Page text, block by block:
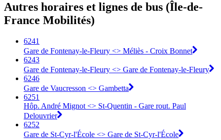
Autres horaires et lignes de bus (Île-de-
France Mobilités)
6241
Gare de Fontenay-le-Fleury <>︎ Méliès - Croix Bonnet
6243
Gare de Fontenay-le-Fleury <>︎ Gare de Fontenay-le-Fleury
6246
Gare de Vaucresson <>︎ Gambetta
6251
Hôp. André Mignot <>︎ St-Quentin - Gare rout. Paul
Delouvrier
6252
Gare de St-Cyr-l'École <>︎ Gare de St-Cyr-l'École